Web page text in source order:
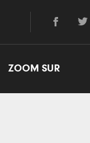
ZOOM SUR